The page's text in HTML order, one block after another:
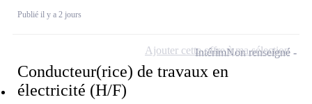
Publié il y a 2 jours
Conducteur(rice) de travaux en
électricité (H/F)
IntérimNon renseigné
Ajouter cette offre à ma sélection